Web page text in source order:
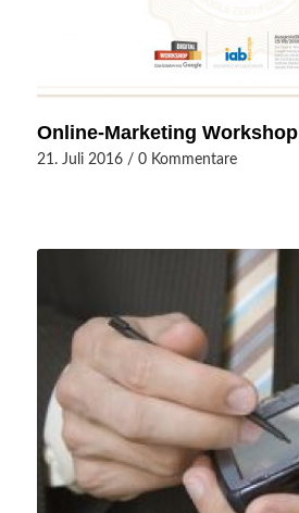
Online-Marketing Workshop
21. Juli 2016 / 0 Kommentare